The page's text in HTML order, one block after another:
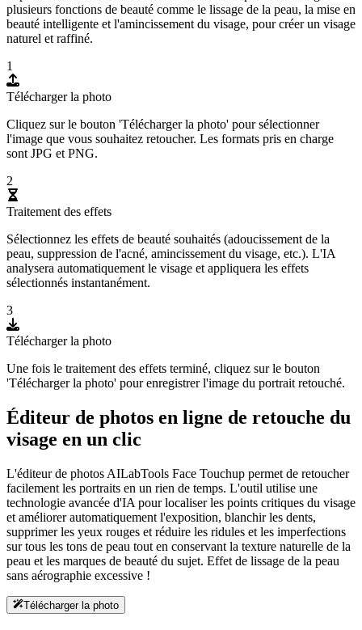
plusieurs fonctions de beauté comme le lissage de la peau, la mise en
beauté intelligente et l'amincissement du visage, pour créer un visage
naturel et raffiné.
1
Télécharger la photo
Cliquez sur le bouton 'Télécharger la photo' pour sélectionner
l'image que vous souhaitez retoucher. Les formats pris en charge
sont JPG et PNG.
2
Traitement des effets
Sélectionnez les effets de beauté souhaités (adoucissement de la
peau, suppression de l'acné, amincissement du visage, etc.). L'IA
analysera automatiquement le visage et appliquera les effets
sélectionnés instantanément.
3
Télécharger la photo
Une fois le traitement des effets terminé, cliquez sur le bouton
'Télécharger la photo' pour enregistrer l'image du portrait retouché.
Éditeur de photos en ligne de retouche du
visage en un clic
L'éditeur de photos AILabTools Face Touchup permet de retoucher
facilement les portraits en un rien de temps. L'outil utilise une
technologie avancée d'IA pour localiser les points critiques du visage
et améliorer automatiquement l'exposition, blanchir les dents,
supprimer les yeux rouges et réduire les ridules et les imperfections
sur tous les tons de peau tout en conservant la texture naturelle de la
peau et les marques de beauté du sujet. Effet de lissage de la peau
sans aérographie excessive !
Télécharger la photo